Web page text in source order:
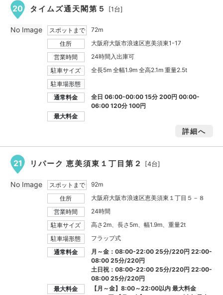
20 タイムズ通天閣第５ [1台]
スポットまで
72m
住所
大阪府大阪市浪速区恵美須東1-17
営業時間
24時間入出庫可
駐車サイズ
全長5m 全幅1.9m 全高2.1m 重量2.5t
駐車場形態
通常料金
全日 06:00-00:00 15分 200円 00:00-
06:00 120分 100円
最大料金
詳細へ
No Image
21 リパーク 恵美須東１丁目第２ [4台]
スポットまで
92m
住所
大阪府大阪市浪速区恵美須東１丁目５－８
営業時間
24時間
駐車サイズ
高さ2m、長さ5m、幅1.9m、重量2t
駐車場形態
フラップ式
通常料金
月～金：08:00-22:00 25分/220円 22:00-
08:00 25分/220円
土日祝：08:00-22:00 25分/220円 22:00-
08:00 25分/220円
最大料金
【月～金】8:00～22:00以内 最大料金
No Image